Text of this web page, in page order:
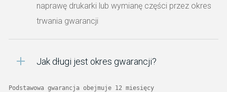
naprawę drukarki lub wymianę części przez okres
trwania gwarancji
Jak długi jest okres gwarancji?
Podstawowa gwarancja obejmuje 12 miesięcy